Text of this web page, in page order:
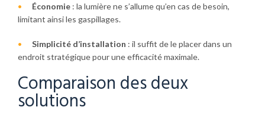
Économie : la lumière ne s’allume qu’en cas de besoin,
limitant ainsi les gaspillages.
Simplicité d’installation : il suffit de le placer dans un
endroit stratégique pour une efficacité maximale.
Comparaison des deux
solutions